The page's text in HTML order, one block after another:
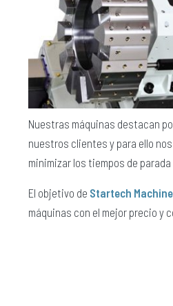
Nuestras máquinas destacan
nuestros clientes y para ello
minimizar los tiempos de
El objetivo de Startech
máquinas con el mejor precio y